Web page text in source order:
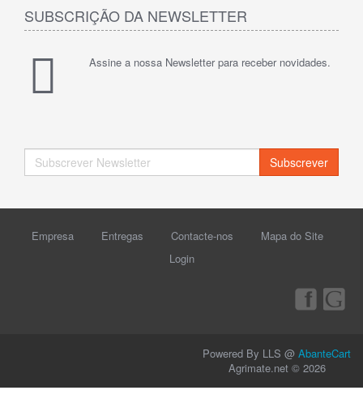
SUBSCRIÇÃO DA NEWSLETTER
Assine a nossa Newsletter para receber novidades.
Subscrever
Empresa Entregas Contacte-nos
Mapa do Site
Login
Powered By LLS @ AbanteCart
Agrimate.net © 2026